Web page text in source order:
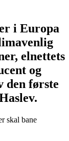
i Europa
elnettets
og
den første